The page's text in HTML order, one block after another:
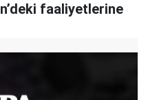
faaliyetlerine